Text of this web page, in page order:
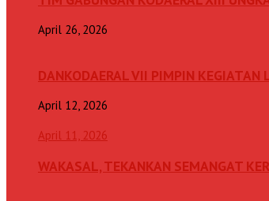
April 26, 2026
DANKODAERAL VII PIMPIN KEGIATAN
April 12, 2026
April 11, 2026
WAKASAL, TEKANKAN SEMANGAT